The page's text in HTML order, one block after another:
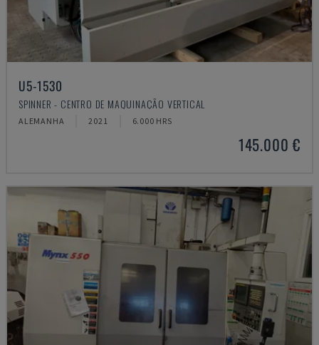
U5-1530
SPINNER - CENTRO DE MAQUINAÇÃO VERTICAL
ALEMANHA 2021 6.000 HRS
145.000 €